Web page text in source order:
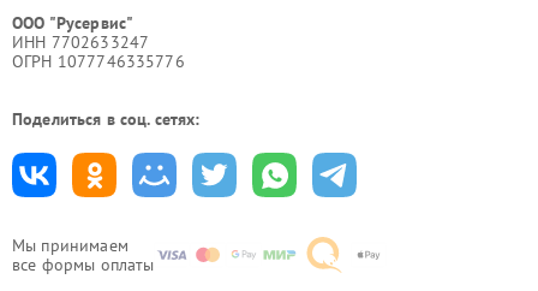
Мы принимаем
все формы оплаты
ООО "Русервис"
ИНН 7702633247
ОГРН 1077746335776
Поделиться в соц. сетях: